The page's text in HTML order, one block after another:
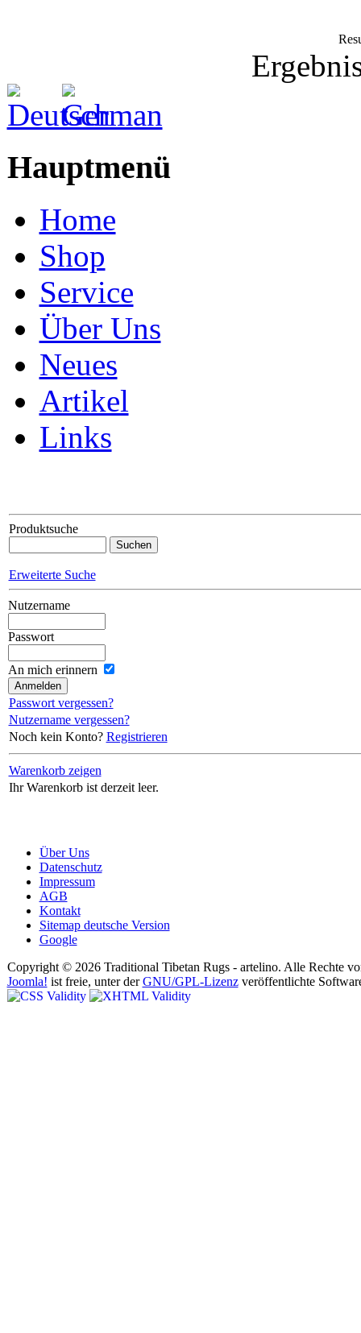
Hauptmenü
Home
Shop
Service
Über Uns
Neues
Artikel
Links
Produktsuche
Erweiterte Suche
Nutzername
Passwort
An mich erinnern
Passwort vergessen?
Nutzername vergessen?
Noch kein Konto? Registrieren
Warenkorb zeigen
Ihr Warenkorb ist derzeit leer.
Über Uns
Datenschutz
Impressum
AGB
Kontakt
Sitemap deutsche Version
Google
Copyright © 2026 Traditional Tibetan Rugs - artelino. Alle Rechte
Joomla! ist freie, unter derGNU/GPL-Lizenzveröffentlichte